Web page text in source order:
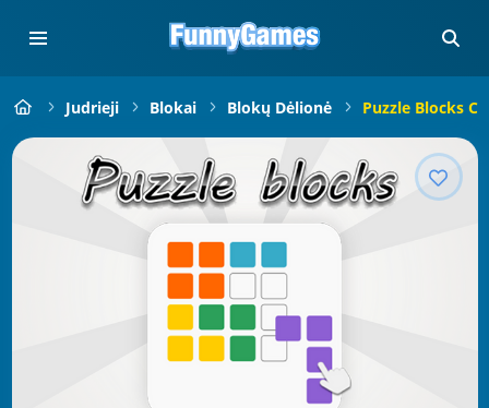
Judrieji Blokai Blokų Dėlionė Puzzle Blocks